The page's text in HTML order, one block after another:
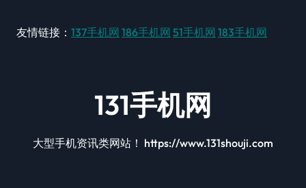
友情链接： 137手机网 186手机网 51手机网 183手机网
131手机网
大型手机资讯类网站！ https://www.131shouji.com